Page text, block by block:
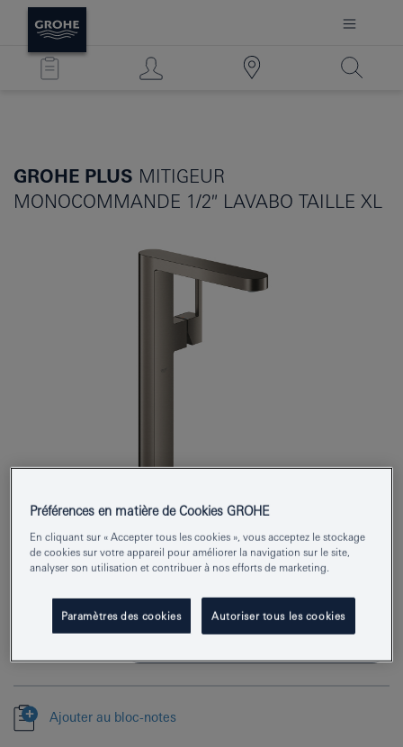
GROHE PLUS MITIGEUR
MONOCOMMANDE 1/2″ LAVABO TAILLE XL
Numéro de produit 32618AL3
EAN 4005176585647
Couleur hard graphite brossé
Ajouter au bloc-notes
Préférences en matière de Cookies GROHE
En cliquant sur « Accepter tous les cookies », vous acceptez le stockage
de cookies sur votre appareil pour améliorer la navigation sur le site,
analyser son utilisation et contribuer à nos efforts de marketing.
Paramètres des cookies Autoriser tous les cookies